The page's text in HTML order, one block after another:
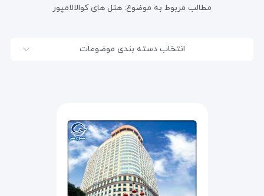
مطالب مربوط به موضوع: هتل های کوالالامپور
انتخاب دسته بندی موضوعات